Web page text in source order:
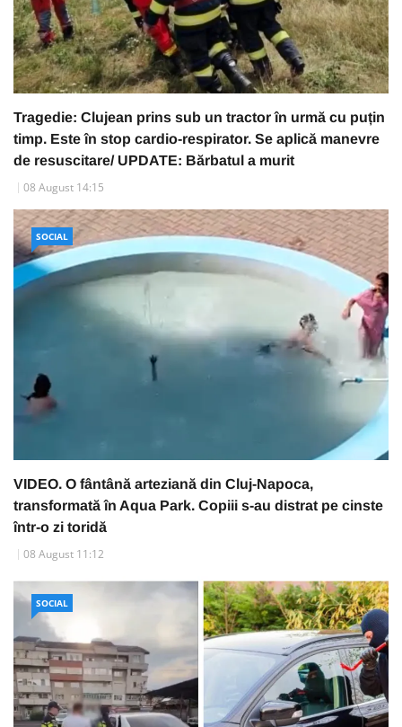
Tragedie: Clujean prins sub un tractor în urmă cu puțin
timp. Este în stop cardio-respirator. Se aplică manevre
de resuscitare/ UPDATE: Bărbatul a murit
08 August 14:15
SOCIAL
VIDEO. O fântână arteziană din Cluj-Napoca,
transformată în Aqua Park. Copiii s-au distrat pe cinste
într-o zi toridă
08 August 11:12
SOCIAL